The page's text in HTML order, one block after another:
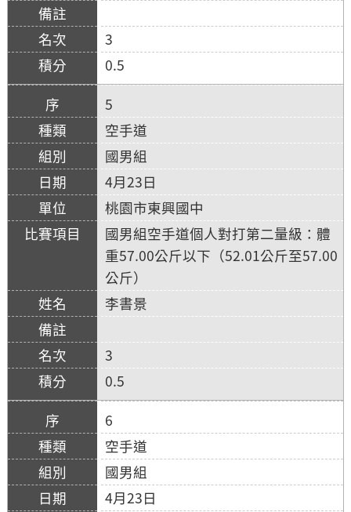
3
0.5
5
空手道
國男組
4月23日
桃園市東興國中
國男組空手道個人對打第二量級：體
重57.00公斤以下（52.01公斤至57.00
公斤）
李書景
3
0.5
6
空手道
國男組
4月23日